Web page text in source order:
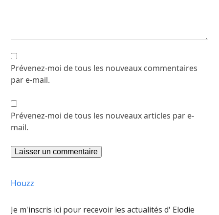
Prévenez-moi de tous les nouveaux commentaires
par e-mail.
Prévenez-moi de tous les nouveaux articles par e-
mail.
Houzz